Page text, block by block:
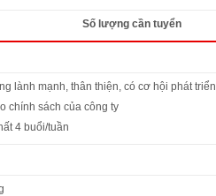
Số lượng cần tuyển
lành mạnh, thân thiện, có cơ hội phát triển
chính sách của công ty
4 buổi/tuần